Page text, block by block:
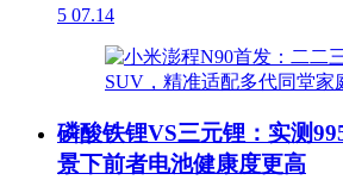
5 07.14
磷酸铁锂VS三元锂：实测
景下前者电池健康度更高